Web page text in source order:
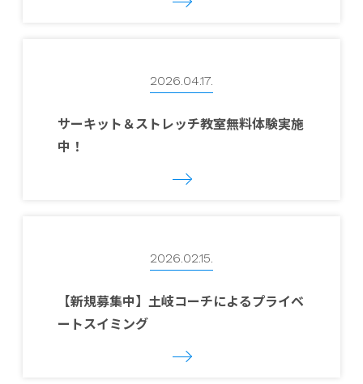
2026.04.17.
サーキット＆ストレッチ教室無料体験実施
中！
2026.02.15.
【新規募集中】土岐コーチによるプライベ
ートスイミング